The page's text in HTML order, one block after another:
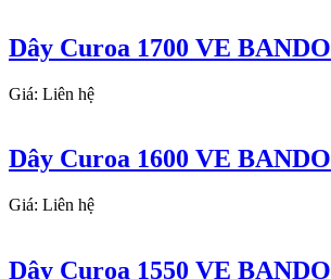
Dây Curoa 1700 VE BANDO
Giá: Liên hệ
Dây Curoa 1600 VE BANDO
Giá: Liên hệ
Dây Curoa 1550 VE BANDO